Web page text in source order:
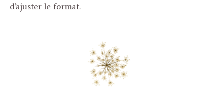
d’ajuster le format.